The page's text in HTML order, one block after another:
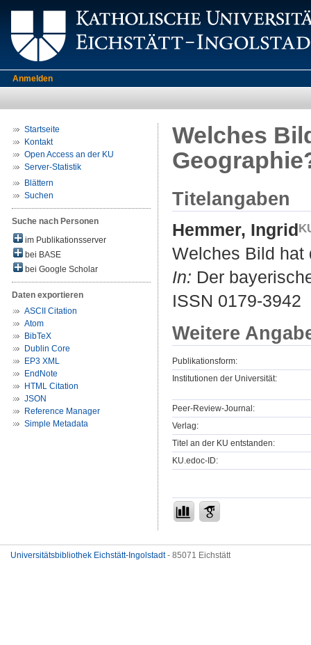
Anmelden
Startseite
Kontakt
Open Access an der KU
Server-Statistik
Blättern
Suchen
Suche nach Personen
im Publikationsserver
bei BASE
bei Google Scholar
Daten exportieren
ASCII Citation
Atom
BibTeX
Dublin Core
EP3 XML
EndNote
HTML Citation
JSON
Reference Manager
Simple Metadata
Welches
Titelangaben
Hemmer, Ingrid
Welches Bild hat
In: Der
ISSN 0179-3942
Weitere
Publikationsform:
Institutionen der Universität:
Peer-Review-Journal:
Verlag:
Titel an der KU entstanden:
KU.edoc-ID:
Universitätsbibliothek Eichstätt-Ingolstadt- 85071 Eichstätt